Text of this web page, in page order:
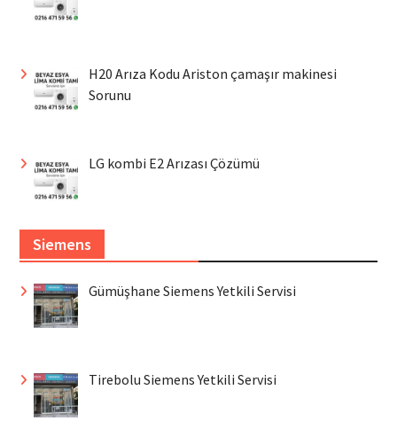
H20 Arıza Kodu Ariston çamaşır makinesi
Sorunu
LG kombi E2 Arızası Çözümü
Siemens
Gümüşhane Siemens Yetkili Servisi
Tirebolu Siemens Yetkili Servisi